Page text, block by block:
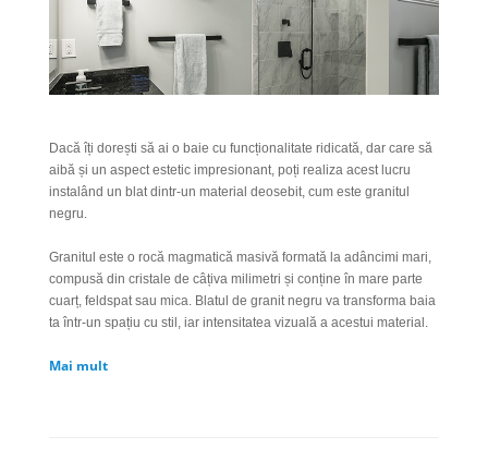
Dacă îți dorești să ai o baie cu funcționalitate ridicată, dar care să
aibă și un aspect estetic impresionant, poți realiza acest lucru
instalând un blat dintr-un material deosebit, cum este granitul
negru.
Granitul este o rocă magmatică masivă formată la adâncimi mari,
compusă din cristale de câțiva milimetri și conține în mare parte
cuarț, feldspat sau mica. Blatul de granit negru va transforma baia
ta într-un spațiu cu stil, iar intensitatea vizuală a acestui material.
Mai mult